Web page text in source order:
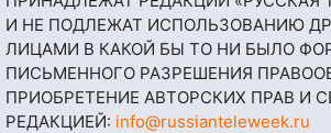
И НЕ ПОДЛЕЖАТ ИСПОЛЬЗОВАНИЮ
ЛИЦАМИ В КАКОЙ БЫ ТО НИ БЫЛО
ПИСЬМЕННОГО РАЗРЕШЕНИЯ
ПРИОБРЕТЕНИЕ АВТОРСКИХ ПРАВ И
РЕДАКЦИЕЙ: info@russianteleweek.ru